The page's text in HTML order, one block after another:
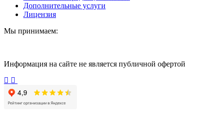
Дополнительные услуги
Лицензия
Мы принимаем:
Информация на сайте не является публичной офертой